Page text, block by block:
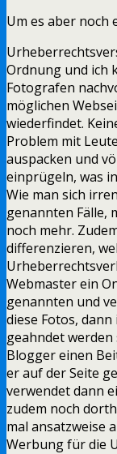
Um es aber noch
Ordnung und ich
Fotografen
möglichen
wiederfindet.
Problem mit
auspacken und
einprügeln, was
Wie man sich
genannten Fälle,
noch mehr.
differenzieren,
Webmaster ein
genannten und
diese Fotos,
geahndet
Blogger einen
er auf der Seite
verwendet dann
zudem noch
mal ansatzweise
Werbung für die